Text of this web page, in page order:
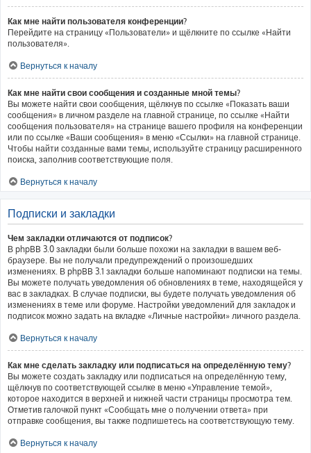
Как мне найти пользователя конференции?
Перейдите на страницу «Пользователи» и щёлкните по ссылке «Найти
пользователя».
Вернуться к началу
Как мне найти свои сообщения и созданные мной темы?
Вы можете найти свои сообщения, щёлкнув по ссылке «Показать ваши
сообщения» в личном разделе на главной странице, по ссылке «Найти
сообщения пользователя» на странице вашего профиля на конференции
или по ссылке «Ваши сообщения» в меню «Ссылки» на главной странице.
Чтобы найти созданные вами темы, используйте страницу расширенного
поиска, заполнив соответствующие поля.
Вернуться к началу
Подписки и закладки
Чем закладки отличаются от подписок?
В phpBB 3.0 закладки были больше похожи на закладки в вашем веб-
браузере. Вы не получали предупреждений о произошедших
изменениях. В phpBB 3.1 закладки больше напоминают подписки на темы.
Вы можете получать уведомления об обновлениях в теме, находящейся у
вас в закладках. В случае подписки, вы будете получать уведомления об
изменениях в теме или форуме. Настройки уведомлений для закладок и
подписок можно задать на вкладке «Личные настройки» личного раздела.
Вернуться к началу
Как мне сделать закладку или подписаться на определённую тему?
Вы можете создать закладку или подписаться на определённую тему,
щёлкнув по соответствующей ссылке в меню «Управление темой»,
которое находится в верхней и нижней части страницы просмотра тем.
Отметив галочкой пункт «Сообщать мне о получении ответа» при
отправке сообщения, вы также подпишетесь на соответствующую тему.
Вернуться к началу